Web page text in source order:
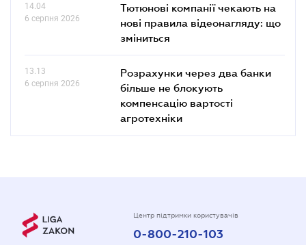
14.04
6 серпня 2026
Тютюнові компанії чекають на
нові правила відеонагляду: що
зміниться
13.13
6 серпня 2026
Розрахунки через два банки
більше не блокують
компенсацію вартості
агротехніки
Центр підтримки користувачів
0-800-210-103